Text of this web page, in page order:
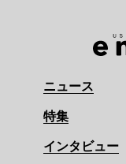
ニュース
特集
インタビュー